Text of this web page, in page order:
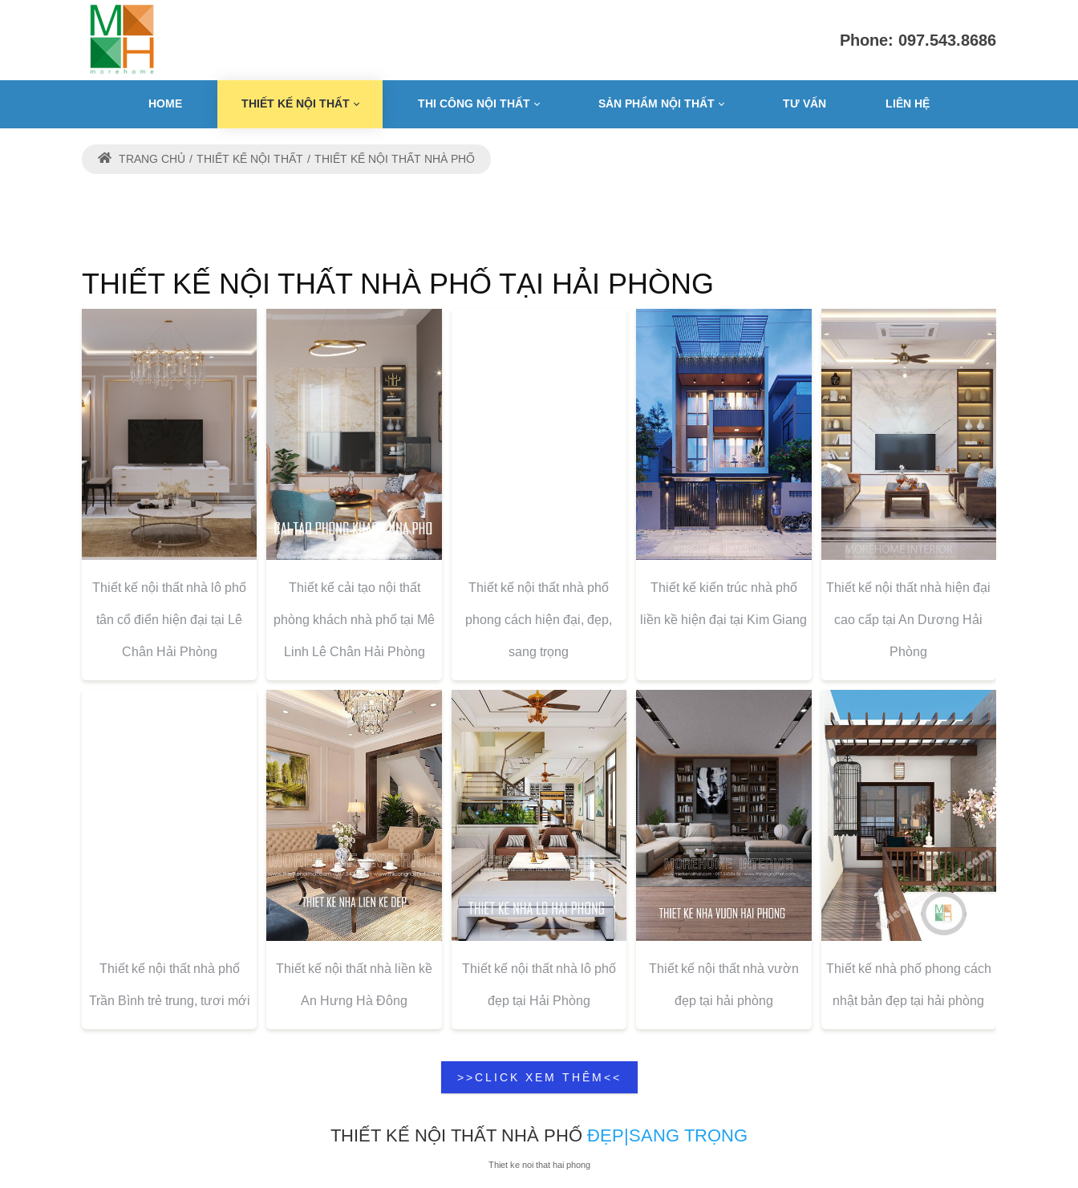
Phone: 097.543.8686
HOME THIẾT KẾ NỘI THẤT THI CÔNG NỘI THẤT SẢN PHẨM NỘI THẤT TƯ VẤN LIÊN HỆ
TRANG CHỦ THIẾT KẾ NỘI THẤT THIẾT KẾ NỘI THẤT NHÀ PHỐ
THIẾT KẾ NỘI THẤT NHÀ PHỐ TẠI HẢI PHÒNG
Thiết kế nội thất nhà lô phố
tân cổ điển hiện đại tại Lê
Chân Hải Phòng
Thiết kế cải tạo nội thất
phòng khách nhà phố tại Mê
Linh Lê Chân Hải Phòng
Thiết kế nội thất nhà phố
phong cách hiện đại, đẹp,
sang trọng
Thiết kế kiến trúc nhà phố
liền kề hiện đại tại Kim Giang
Thiết kế nội thất nhà hiện đại
cao cấp tại An Dương Hải
Phòng
Thiết kế nội thất nhà phố
Trần Bình trẻ trung, tươi mới
Thiết kế nội thất nhà liền kề
An Hưng Hà Đông
Thiết kế nội thất nhà lô phố
đẹp tại Hải Phòng
Thiết kế nội thất nhà vườn
đẹp tại hải phòng
Thiết kế nhà phố phong cách
nhật bản đẹp tại hải phòng
>>CLICK XEM THÊM<<
THIẾT KẾ NỘI THẤT NHÀ PHỐ ĐẸP|SANG TRỌNG
Thiet ke noi that hai phong